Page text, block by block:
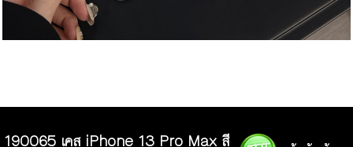
190065 เคส iPhone 13 Pro Max สี